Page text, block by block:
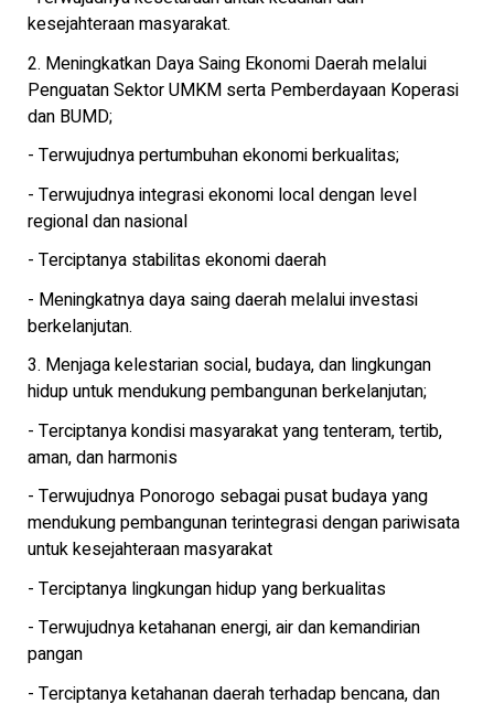
kesejahteraan masyarakat.
2. Meningkatkan Daya Saing Ekonomi Daerah melalui
Penguatan Sektor UMKM serta Pemberdayaan Koperasi
dan BUMD;
- Terwujudnya pertumbuhan ekonomi berkualitas;
- Terwujudnya integrasi ekonomi local dengan level
regional dan nasional
- Terciptanya stabilitas ekonomi daerah
- Meningkatnya daya saing daerah melalui investasi
berkelanjutan.
3. Menjaga kelestarian social, budaya, dan lingkungan
hidup untuk mendukung pembangunan berkelanjutan;
- Terciptanya kondisi masyarakat yang tenteram, tertib,
aman, dan harmonis
- Terwujudnya Ponorogo sebagai pusat budaya yang
mendukung pembangunan terintegrasi dengan pariwisata
untuk kesejahteraan masyarakat
- Terciptanya lingkungan hidup yang berkualitas
- Terwujudnya ketahanan energi, air dan kemandirian
pangan
- Terciptanya ketahanan daerah terhadap bencana, dan